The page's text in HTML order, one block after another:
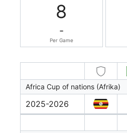
8
-
Per Game
Africa Cup of nations (Afrika)
2025-2026